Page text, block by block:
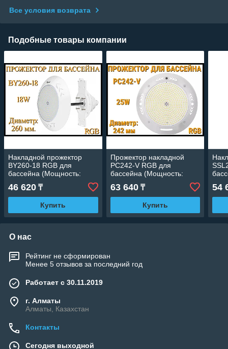
Все условия возврата
Подобные товары компании
Накладной прожектор
BY260-18 RGB для
бассейна (Мощность:
18W, Диаметр: 260 мм,
разноцветное свечение)
46 620 ₸
Купить
Прожектор накладной
PC242-V RGB для
бассейна (Мощность:
25W, Диаметр: 242 мм,
Разноцветное свечение)
63 640₸
Купить
54
О нас
Рейтинг не сформирован
Менее 5 отзывов за последний год
Работает с 30.11.2019
г. Алматы
Алматы, Казахстан
Контакты
Сегодня выходной